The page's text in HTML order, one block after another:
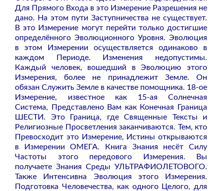
Для Прямого Входа в это Измерение Разрешения не
дано. На этом пути Заступничества не существует.
В это Измерение могут перейти только достигшие
определённого Эволюционного Уровня. Эволюция
в этом Измерении осуществляется одинаково в
каждом Периоде. Изменения недопустимы.
Каждый человек, вошедший в Эволюцию этого
Измерения, более не принадлежит Земле. Он
обязан Служить Земле в качестве помощника. 18-ое
Измерение, известное как 15-ая Солнечная
Система, Представлено Вам как Конечная Граница
ШЕСТИ. Это Граница, где Священные Тексты и
Религиозные Просветления заканчиваются. Тем, кто
Превосходит это Измерение, Истины открываются
в Измерении ОМЕГА. Книга Знания несёт Силу
Частоты этого передового Измерения. Вы
получаете Знания Среды УЛЬТРАФИОЛЕТОВОГО.
Также Интенсивна Эволюция этого Измерения.
Подготовка Человечества, как одного Целого, для